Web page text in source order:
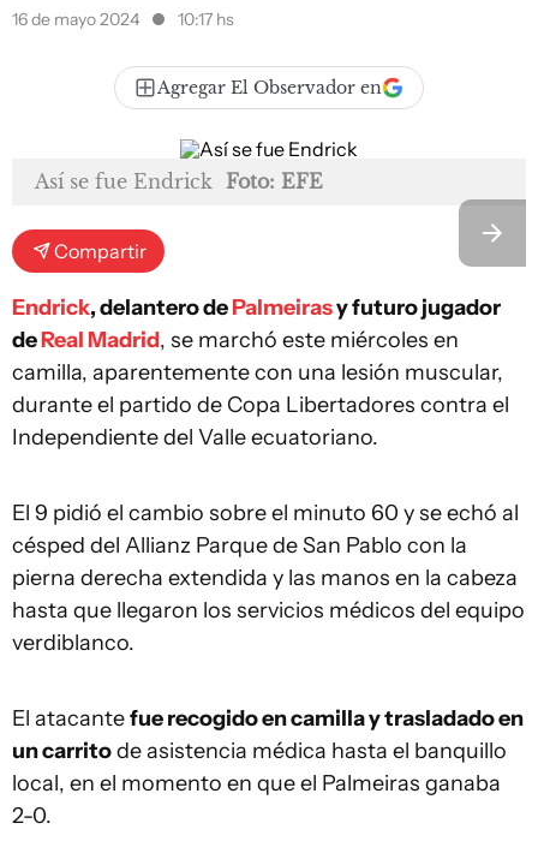
16 de mayo 2024 10:17 hs
Agregar El Observador en
Así se fue Endrick Foto: EFE
Compartir
Endrick, delantero dePalmeirasy futuro jugador
deReal Madrid, se marchó este miércoles en
camilla, aparentemente con una lesión muscular,
durante el partido de Copa Libertadores contra el
Independiente del Valle ecuatoriano.
El 9 pidió el cambio sobre el minuto 60 y se echó al
césped del Allianz Parque de San Pablo con la
pierna derecha extendida y las manos en la cabeza
hasta que llegaron los servicios médicos del equipo
verdiblanco.
El atacantefue recogido en camilla y trasladado en
un carritode asistencia médica hasta el banquillo
local, en el momento en que el Palmeiras ganaba
2-0.